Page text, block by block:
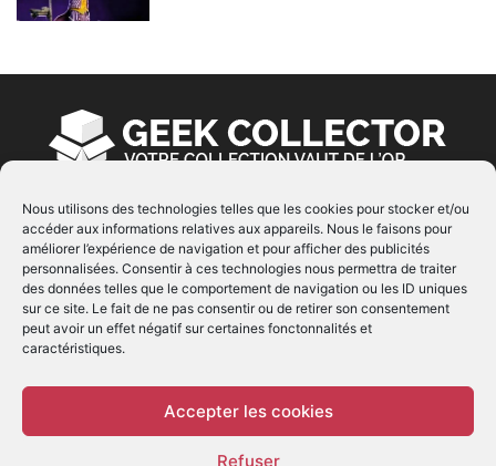
Nous utilisons des technologies telles que les cookies pour stocker et/ou
accéder aux informations relatives aux appareils. Nous le faisons pour
améliorer l’expérience de navigation et pour afficher des publicités
personnalisées. Consentir à ces technologies nous permettra de traiter
des données telles que le comportement de navigation ou les ID uniques
sur ce site. Le fait de ne pas consentir ou de retirer son consentement
peut avoir un effet négatif sur certaines fonctonnalités et
caractéristiques.
Accepter les cookies
Refuser
À PROPOS
© Copyright 2022 | Produit parEIMAI| Tous Droits
Réservés